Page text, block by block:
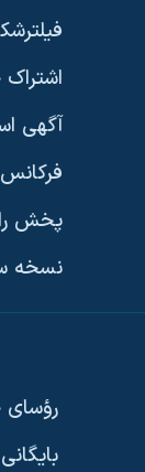
اشتراک
آگهی
پخش
نسخه
رؤسای